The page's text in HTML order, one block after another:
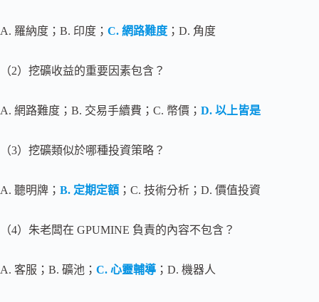
A. 羅納度；B. 印度； C. 網路難度 ；D. 角度
（2）挖礦收益的重要因素包含？
A. 網路難度；B. 交易手續費；C. 幣價； D. 以上皆是
（3）挖礦類似於哪種投資策略？
A. 聽明牌； B. 定期定額 ；C. 技術分析；D. 價值投資
（4）朱老闆在 GPUMINE 負責的內容不包含？
A. 客服；B. 礦池； C. 心靈輔導；D. 機器人